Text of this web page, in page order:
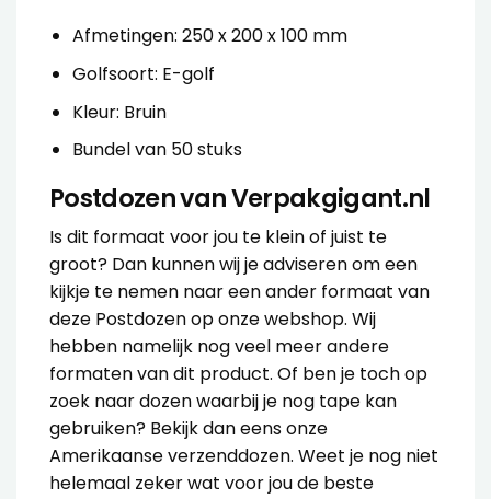
Afmetingen: 250 x 200 x 100 mm
Golfsoort: E-golf
Kleur: Bruin
Bundel van 50 stuks
Postdozen van Verpakgigant.nl
Is dit formaat voor jou te klein of juist te
groot? Dan kunnen wij je adviseren om een
kijkje te nemen naar een ander formaat van
deze Postdozen op onze webshop. Wij
hebben namelijk nog veel meer andere
formaten van dit product. Of ben je toch op
zoek naar dozen waarbij je nog tape kan
gebruiken? Bekijk dan eens onze
Amerikaanse verzenddozen. Weet je nog niet
helemaal zeker wat voor jou de beste